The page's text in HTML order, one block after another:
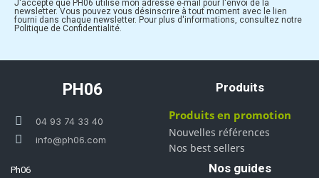
J'accepte que PH06 utilise mon adresse e-mail pour l'envoi de la
newsletter. Vous pouvez vous désinscrire à tout moment avec le lien
fourni dans chaque newsletter. Pour plus d'informations, consultez notre
Politique de Confidentialité.
PH06
04 93 74 33 40
info@ph06.com
Ph06
Produits
Produits en promotion
Nouvelles références
Nos best sellers
Nos guides